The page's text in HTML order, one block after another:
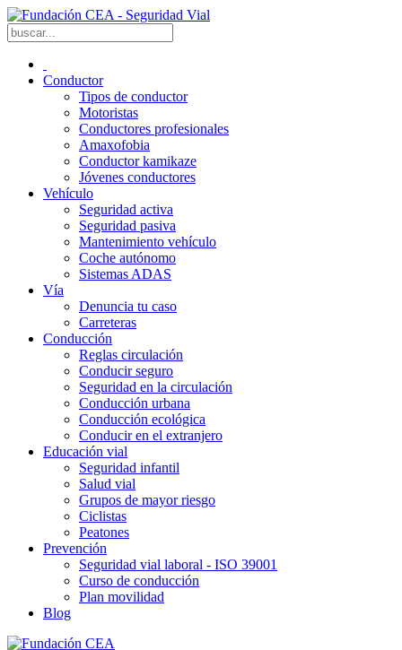
Conductor
Tipos de conductor
Motoristas
Conductores profesionales
Amaxofobia
Conductor kamikaze
Jóvenes conductores
Vehículo
Seguridad activa
Seguridad pasiva
Mantenimiento vehículo
Coche autónomo
Sistemas ADAS
Vía
Denuncia tu caso
Carreteras
Conducción
Reglas circulación
Conducir seguro
Seguridad en la circulación
Conducción urbana
Conducción ecológica
Conducir en el extranjero
Educación vial
Seguridad infantil
Salud vial
Grupos de mayor riesgo
Ciclistas
Peatones
Prevención
Seguridad vial laboral - ISO 39001
Curso de conducción
Plan movilidad
Blog